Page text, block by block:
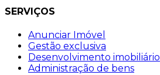
SERVIÇOS
Anunciar Imóvel
Gestão exclusiva
Desenvolvimento imobiliário
Administração de bens